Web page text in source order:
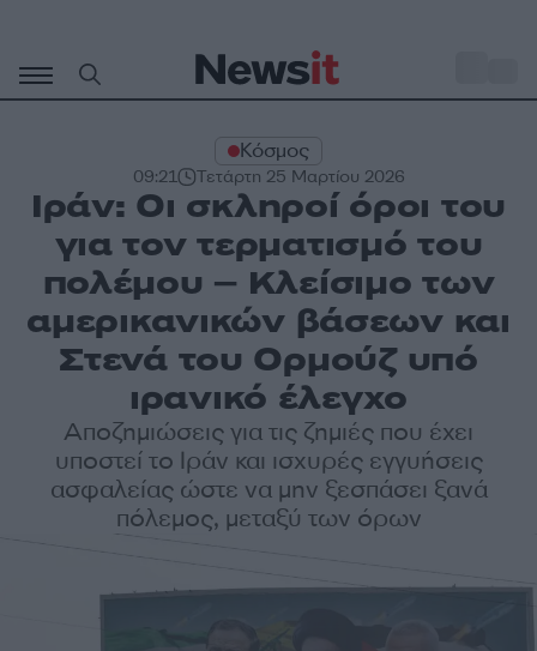
περιεχόμενο
Κόσμος
09:21 Τετάρτη 25 Μαρτίου 2026
Ιράν: Οι σκληροί όροι του
για τον τερματισμό του
πολέμου – Κλείσιμο των
αμερικανικών βάσεων και
Στενά του Ορμούζ υπό
ιρανικό έλεγχο
Αποζημιώσεις για τις ζημιές που έχει
υποστεί το Ιράν και ισχυρές εγγυήσεις
ασφαλείας ώστε να μην ξεσπάσει ξανά
πόλεμος, μεταξύ των όρων